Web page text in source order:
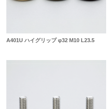
A401U ハイグリップ φ32 M10 L23.5